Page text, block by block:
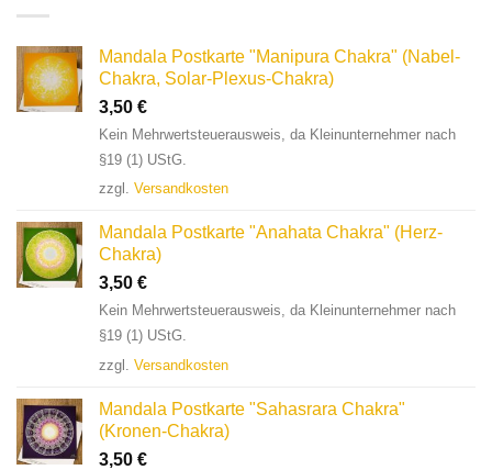
Mandala Postkarte "Manipura Chakra" (Nabel-
Chakra, Solar-Plexus-Chakra)
3,50 €
Kein Mehrwertsteuerausweis, da Kleinunternehmer nach
§19 (1) UStG.
zzgl. Versandkosten
Mandala Postkarte "Anahata Chakra" (Herz-
Chakra)
3,50 €
Kein Mehrwertsteuerausweis, da Kleinunternehmer nach
§19 (1) UStG.
zzgl. Versandkosten
Mandala Postkarte "Sahasrara Chakra"
(Kronen-Chakra)
3,50 €